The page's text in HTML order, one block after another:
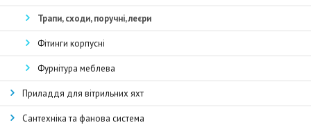
Трапи, сходи, поручні, леєри
Фітинги корпусні
Фурнітура меблева
Приладдя для вітрильних яхт
Сантехніка та фанова система